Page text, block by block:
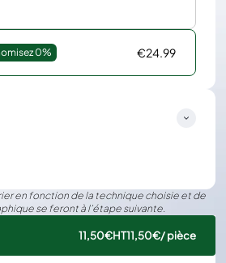
0% €24.99
en fonction de la technique choisie et de
se feront à l’étape suivante.
11,50€HT11,50€/ pièce